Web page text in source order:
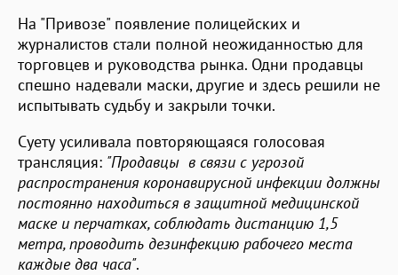
На "Привозе" появление полицейских и
журналистов стали полной неожиданностью для
торговцев и руководства рынка. Одни продавцы
спешно надевали маски, другие и здесь решили не
испытывать судьбу и закрыли точки.
Суету усиливала повторяющаяся голосовая
трансляция: "Продавцы в связи с угрозой
распространения коронавирусной инфекции должны
постоянно находиться в защитной медицинской
маске и перчатках, соблюдать дистанцию 1,5
метра, проводить дезинфекцию рабочего места
каждые два часа".